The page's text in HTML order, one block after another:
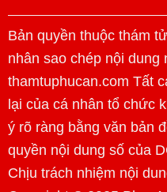
Bản quyền thuộc thám
nhân sao chép nội dung
thamtuphucan.com Tất
lại của cá nhân tổ chức
ý rõ ràng bằng văn bản
quyền nội dung số của
Chịu trách nhiệm nội